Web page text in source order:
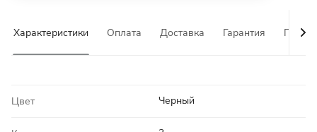
Характеристики Оплата Доставка Гарантия
Цвет Черный